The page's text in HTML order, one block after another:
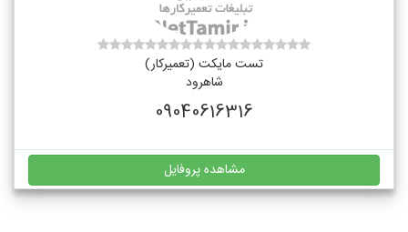
تست مایکت (تعمیرکار)
شاهرود
09040616316
مشاهده پروفایل